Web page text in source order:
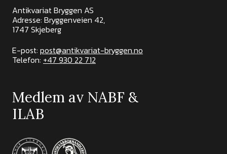
Antikvariat Bryggen AS
Adresse: Bryggenveien 42,
1747 Skjeberg
E-post: post@antikvariat-bryggen.no
Telefon: +47 930 22 712
Medlem av NABF &
ILAB